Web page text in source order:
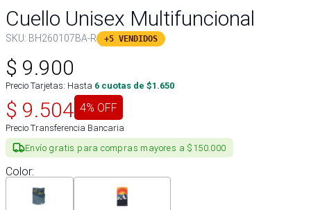
Cuello Unisex Multifuncional
SKU: BH260107BA-R +5 VENDIDOS
$ 9.900
Precio Tarjetas: Hasta 6 cuotas de $1.650
$ 9.504 4% OFF
Precio Transferencia Bancaria
Envío gratis para compras mayores a $150.000
Color: